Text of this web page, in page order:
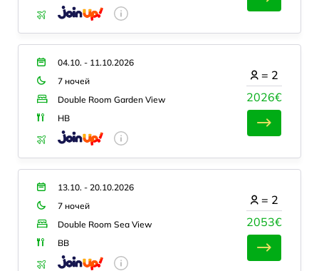
04.10. - 11.10.2026
7 ночей
Double Room Garden View
HB
2026€
= 2
13.10. - 20.10.2026
7 ночей
Double Room Sea View
BB
2053€
= 2